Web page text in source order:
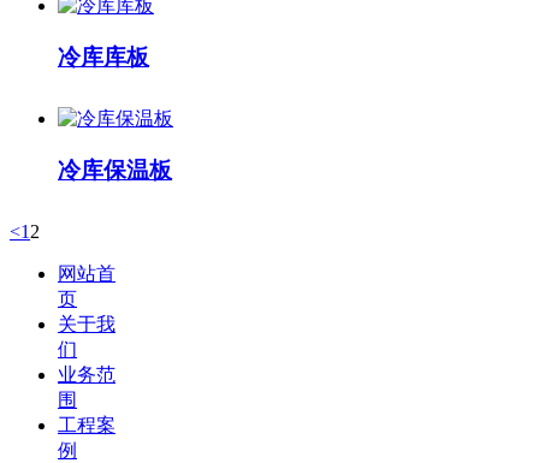
冷库库板
冷库保温板
<1 2
网站首
页
关于我
们
业务范
围
工程案
例